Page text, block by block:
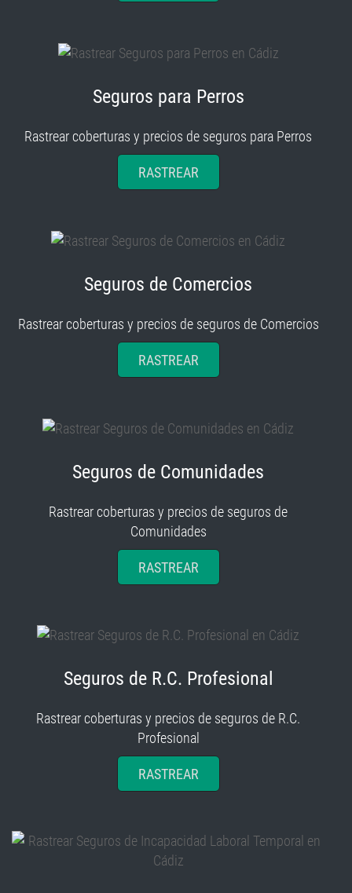
Seguros para Perros
Rastrear coberturas y precios de seguros para Perros
RASTREAR
Seguros de Comercios
Rastrear coberturas y precios de seguros de Comercios
RASTREAR
Seguros de Comunidades
Rastrear coberturas y precios de seguros de
Comunidades
RASTREAR
Seguros de R.C. Profesional
Rastrear coberturas y precios de seguros de R.C.
Profesional
RASTREAR